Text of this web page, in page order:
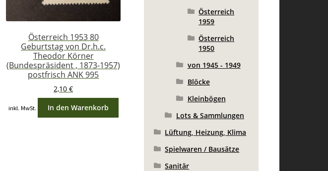
Österreich 1953 80
Geburtstag von Dr.h.c.
Theodor Körner
(Bundespräsident , 1873-1957)
postfrisch ANK 995
2,10€
inkl. MwSt. In den Warenkorb
Österreich
1959
Österreich
1950
von 1945 - 1949
Blöcke
Kleinbögen
Lots & Sammlungen
Lüftung, Heizung, Klima
Spielwaren / Bausätze
Sanitär